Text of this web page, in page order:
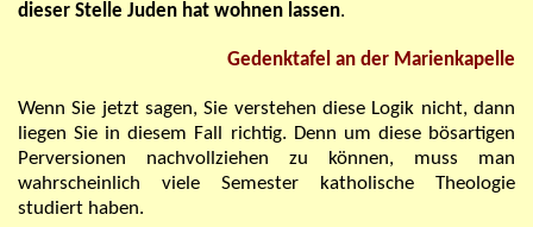
dieser Stelle Juden hat wohnen lassen.
Gedenktafel an der Marienkapelle
Wenn Sie jetzt sagen,Sie verstehen diese Logik nicht, dann
liegen Sie in diesem Fall richtig. Denn um diese bösartigen
Perversionen
nachvollziehen zu können, muss man
wahrscheinlich viele Semester katholische Theologie
studiert haben.